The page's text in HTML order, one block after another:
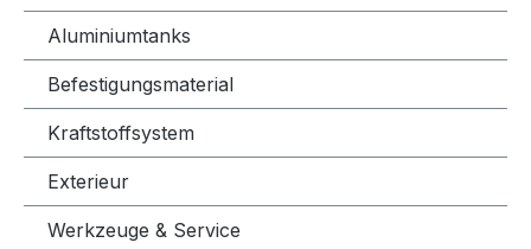
Aluminiumtanks
Befestigungsmaterial
Kraftstoffsystem
Exterieur
Werkzeuge & Service